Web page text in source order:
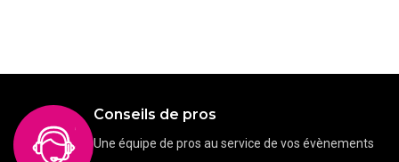
Conseils de pros
Une équipe de pros au service de vos évènements